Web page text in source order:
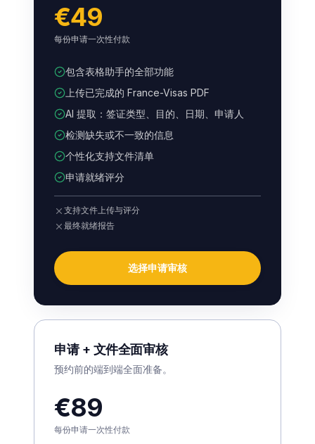
€49
每份申请一次性付款
包含表格助手的全部功能
上传已完成的 France-Visas PDF
AI 提取：签证类型、目的、日期、申请人
检测缺失或不一致的信息
个性化支持文件清单
申请就绪评分
支持文件上传与评分
最终就绪报告
选择申请审核
申请 + 文件全面审核
预约前的端到端全面准备。
€89
每份申请一次性付款